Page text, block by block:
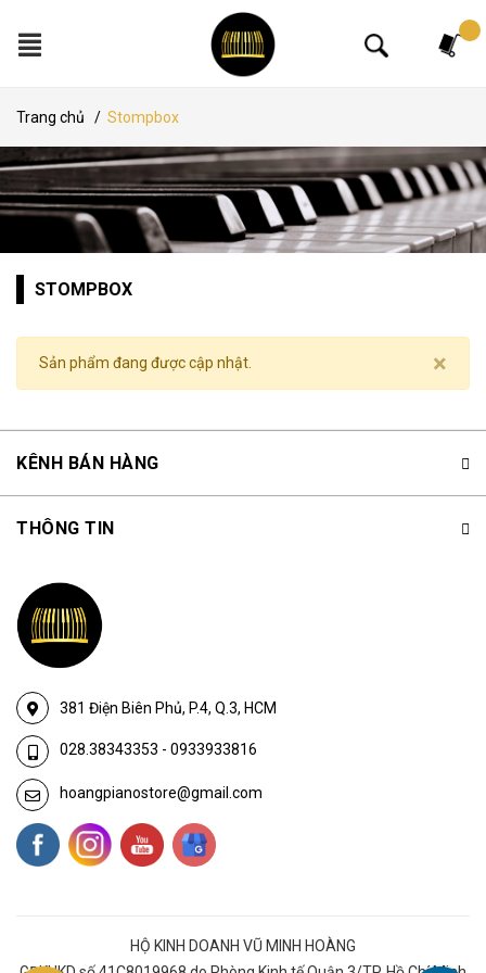
Trang chủ / Stompbox
STOMPBOX
×
Sản phẩm đang được cập nhật.
KÊNH BÁN HÀNG
381 Điện Biên Phủ, P.4, Q.3, HCM
028.38343353 - 0933933816
hoangpianostore@gmail.com
THÔNG TIN
HỘ KINH DOANH VŨ MINH HOÀNG